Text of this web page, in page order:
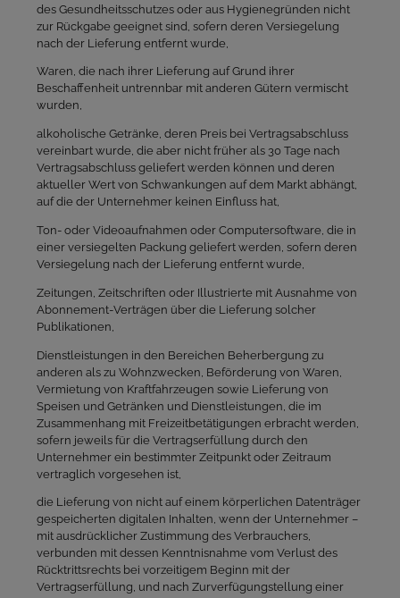
des Gesundheitsschutzes oder aus Hygienegründen nicht
zur Rückgabe geeignet sind, sofern deren Versiegelung
nach der Lieferung entfernt wurde,
Waren, die nach ihrer Lieferung auf Grund ihrer
Beschaffenheit untrennbar mit anderen Gütern vermischt
wurden,
alkoholische Getränke, deren Preis bei Vertragsabschluss
vereinbart wurde, die aber nicht früher als 30 Tage nach
Vertragsabschluss geliefert werden können und deren
aktueller Wert von Schwankungen auf dem Markt abhängt,
auf die der Unternehmer keinen Einfluss hat,
Ton- oder Videoaufnahmen oder Computersoftware, die in
einer versiegelten Packung geliefert werden, sofern deren
Versiegelung nach der Lieferung entfernt wurde,
Zeitungen, Zeitschriften oder Illustrierte mit Ausnahme von
Abonnement-Verträgen über die Lieferung solcher
Publikationen,
Dienstleistungen in den Bereichen Beherbergung zu
anderen als zu Wohnzwecken, Beförderung von Waren,
Vermietung von Kraftfahrzeugen sowie Lieferung von
Speisen und Getränken und Dienstleistungen, die im
Zusammenhang mit Freizeitbetätigungen erbracht werden,
sofern jeweils für die Vertragserfüllung durch den
Unternehmer ein bestimmter Zeitpunkt oder Zeitraum
vertraglich vorgesehen ist,
die Lieferung von nicht auf einem körperlichen Datenträger
gespeicherten digitalen Inhalten, wenn der Unternehmer –
mit ausdrücklicher Zustimmung des Verbrauchers,
verbunden mit dessen Kenntnisnahme vom Verlust des
Rücktrittsrechts bei vorzeitigem Beginn mit der
Vertragserfüllung, und nach Zurverfügungstellung einer